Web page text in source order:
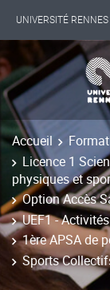
UNIVERSITÉ
INTERNATIONAL
LES NOUVELLES DE
Accueil
Licence 1
physiques et
Option Accès
UEF1 -
1ère APSA de
Sports